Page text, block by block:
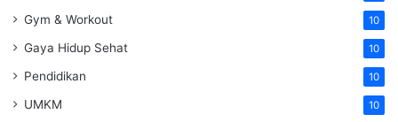
Gym & Workout 10
Gaya Hidup Sehat 10
Pendidikan 10
UMKM 10